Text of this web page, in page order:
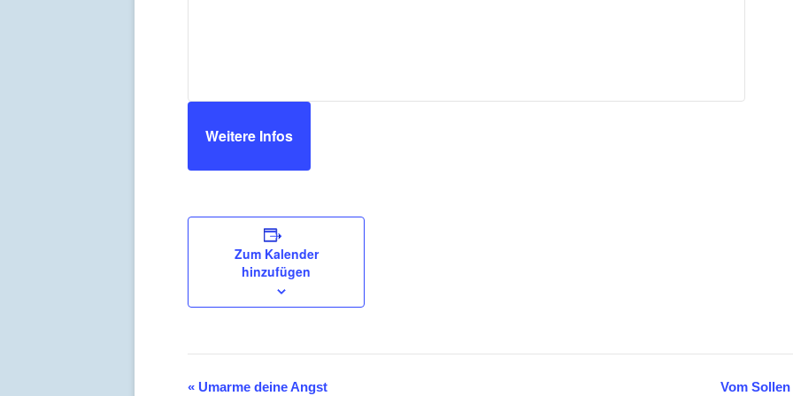
Weitere Infos
Zum Kalender
hinzufügen
Veranstaltung
« Umarme deine Angst Vom